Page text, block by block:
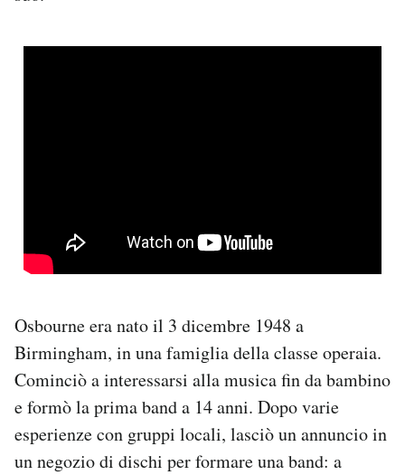
Osbourne era nato il 3 dicembre 1948 a
Birmingham, in una famiglia della classe operaia.
Cominciò a interessarsi alla musica fin da bambino
e formò la prima band a 14 anni. Dopo varie
esperienze con gruppi locali, lasciò un annuncio in
un negozio di dischi per formare una band: a